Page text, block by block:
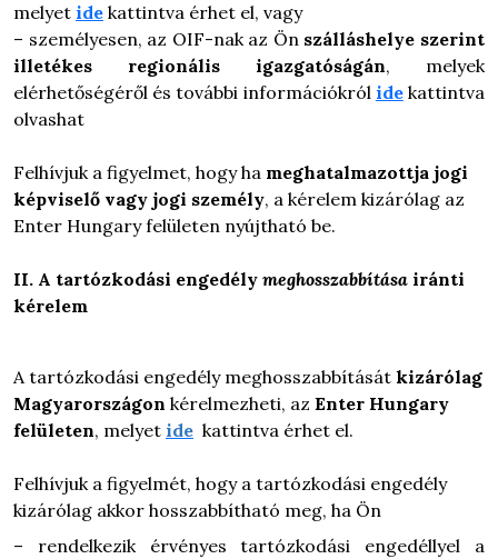
melyet ide kattintva érhet el, vagy
– személyesen, az OIF-nak az Ön szálláshelye szerint
illetékes regionális igazgatóságán, melyek
elérhetőségéről és további információkról idekattintva
olvashat
Felhívjuk a figyelmet, hogy ha meghatalmazottja jogi
képviselő vagy jogi személy, a kérelem kizárólag az
Enter Hungary felületen nyújtható be.
II. A tartózkodási engedély meghosszabbítása iránti
kérelem
A tartózkodási engedély meghosszabbítását kizárólag
Magyarországon kérelmezheti, az Enter Hungary
felületen, melyet ide kattintva érhet el.
Felhívjuk a figyelmét, hogy a tartózkodási engedély
kizárólag akkor hosszabbítható meg, ha Ön
– rendelkezik érvényes tartózkodási engedéllyel a